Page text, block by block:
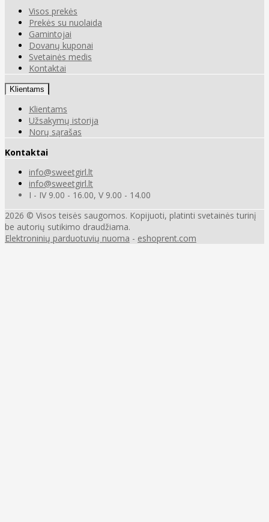
Visos prekės
Prekės su nuolaida
Gamintojai
Dovanų kuponai
Svetainės medis
Kontaktai
Klientams
Klientams
Užsakymų istorija
Norų sąrašas
Kontaktai
info@sweetgirl.lt
info@sweetgirl.lt
I - IV 9.00 - 16.00, V 9.00 - 14.00
2026 © Visos teisės saugomos. Kopijuoti, platinti svetainės turinį
be autorių sutikimo draudžiama.
Elektroninių parduotuvių nuoma - eshoprent.com